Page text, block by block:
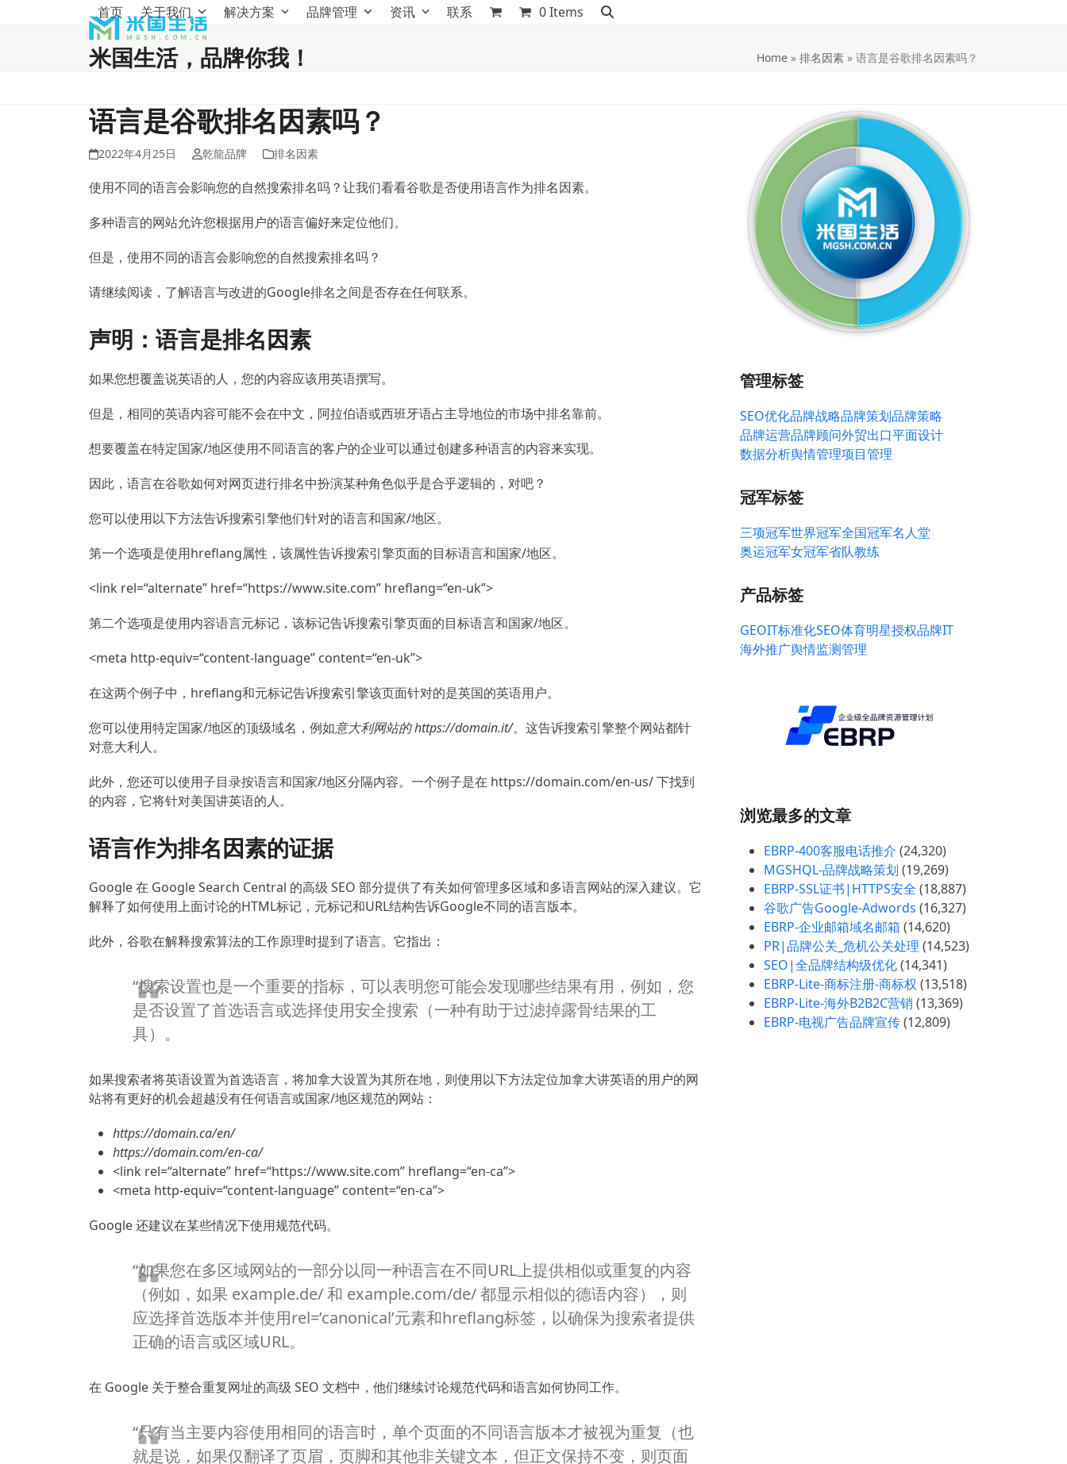
首页 关于我们 解决方案 品牌管理 资讯 联系 0 Items
米国生活，品牌你我！ Home » 排名因素 » 语言是谷歌排名因素吗？
语言是谷歌排名因素吗？
2022年4月25日 乾龍品牌 排名因素
使用不同的语言会影响您的自然搜索排名吗？让我们看看谷歌是否使用语言作为排名因素。
多种语言的网站允许您根据用户的语言偏好来定位他们。
但是，使用不同的语言会影响您的自然搜索排名吗？
请继续阅读，了解语言与改进的Google排名之间是否存在任何联系。
声明：语言是排名因素
如果您想覆盖说英语的人，您的内容应该用英语撰写。
但是，相同的英语内容可能不会在中文，阿拉伯语或西班牙语占主导地位的市场中排名靠前。
想要覆盖在特定国家/地区使用不同语言的客户的企业可以通过创建多种语言的内容来实现。
因此，语言在谷歌如何对网页进行排名中扮演某种角色似乎是合乎逻辑的，对吧？
您可以使用以下方法告诉搜索引擎他们针对的语言和国家/地区。
第一个选项是使用hreflang属性，该属性告诉搜索引擎页面的目标语言和国家/地区。
<link rel=“alternate” href=“https://www.site.com” hreflang=“en-uk”>
第二个选项是使用内容语言元标记，该标记告诉搜索引擎页面的目标语言和国家/地区。
<meta http-equiv=“content-language” content=“en-uk”>
在这两个例子中，hreflang和元标记告诉搜索引擎该页面针对的是英国的英语用户。
您可以使用特定国家/地区的顶级域名，例如意大利网站的 https://domain.it/。 这告诉搜索引擎整个网站都针
对意大利人。
此外，您还可以使用子目录按语言和国家/地区分隔内容。 一个例子是在 https://domain.com/en-us/ 下找到
的内容 ， 它将针对美国讲英语的人。
语言作为排名因素的证据
Google 在 Google Search Central 的高级 SEO 部分提供了有关如何管理多区域和多语言网站的深入建议。 它
解释了如何使用上面讨论的HTML标记，元标记和URL结构告诉Google不同的语言版本。
此外，谷歌在解释搜索算法的工作原理时提到了语言。 它指出：
“搜索设置也是一个重要的指标，可以表明您可能会发现哪些结果有用，例如，您
是否设置了首选语言或选择使用安全搜索（一种有助于过滤掉露骨结果的工
具）。
如果搜索者将英语设置为首选语言，将加拿大设置为其所在地，则使用以下方法定位加拿大讲英语的用户的网
站将有更好的机会超越没有任何语言或国家/地区规范的网站：
https://domain.ca/en/
https://domain.com/en-ca/
<link rel=“alternate” href=“https://www.site.com” hreflang=“en-ca”>
<meta http-equiv=“content-language” content=“en-ca”>
Google 还建议在某些情况下使用规范代码。
“如果您在多区域网站的一部分以同一种语言在不同URL上提供相似或重复的内容
（例如，如果 example.de/ 和 example.com/de/ 都显示相似的德语内容），则
应选择首选版本并使用rel=’canonical’元素和hreflang标签，以确保为搜索者提供
正确的语言或区域URL。
在 Google 关于整合重复网址的高级 SEO 文档中，他们继续讨论规范代码和语言如何协同工作。
“只有当主要内容使用相同的语言时，单个页面的不同语言版本才被视为重复（也
就是说，如果仅翻译了页眉，页脚和其他非关键文本，但正文保持不变，则页面
管理标签
SEO优化品牌战略品牌策划品牌策略
品牌运营品牌顾问外贸出口平面设计
数据分析舆情管理项目管理
冠军标签
三项冠军世界冠军全国冠军名人堂
奥运冠军女冠军省队教练
产品标签
GEOIT标准化SEO体育明星授权品牌IT
海外推广舆情监测管理
浏览最多的文章
EBRP-400客服电话推介 (24,320)
MGSHQL-品牌战略策划 (19,269)
EBRP-SSL证书|HTTPS安全 (18,887)
谷歌广告Google-Adwords (16,327)
EBRP-企业邮箱域名邮箱 (14,620)
PR|品牌公关_危机公关处理 (14,523)
SEO|全品牌结构级优化(14,341)
EBRP-Lite-商标注册-商标权 (13,518)
EBRP-Lite-海外B2B2C营销 (13,369)
EBRP-电视广告品牌宣传(12,809)